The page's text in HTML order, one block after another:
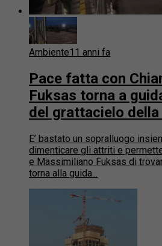
Ambiente11 anni fa
Pace fatta con
Fuksas torna a
del grattacielo della
E’ bastato un sopralluogo
dimenticare gli attriti e
e Massimiliano Fuksas di
torna alla guida...